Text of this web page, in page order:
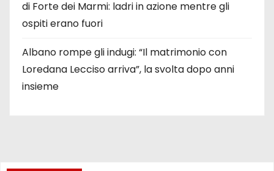
di Forte dei Marmi: ladri in azione mentre gli
ospiti erano fuori
Albano rompe gli indugi: “Il matrimonio con
Loredana Lecciso arriva”, la svolta dopo anni
insieme